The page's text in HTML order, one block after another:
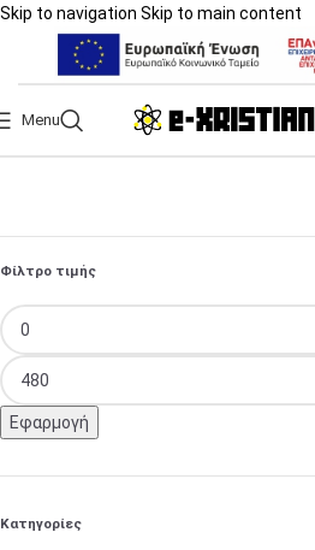
Skip to navigation Skip to main content
Menu
Φίλτρο τιμής
Εφαρμογή
Κατηγορίες